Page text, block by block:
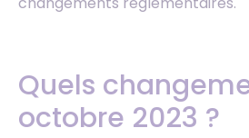
Quels
octobre 2023 ?